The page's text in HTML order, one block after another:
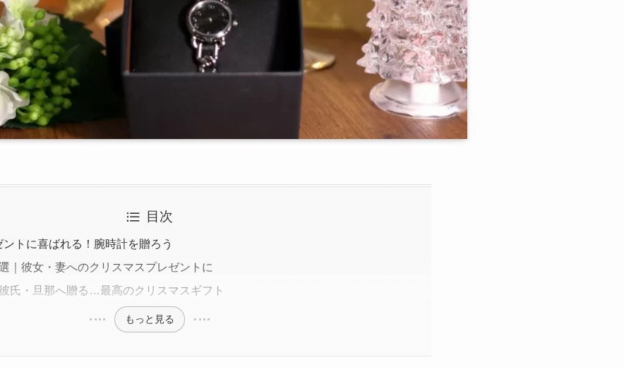
目次
トに喜ばれる！腕時計を贈ろう
｜彼女・妻へのクリスマスプレゼントに
氏・旦那へ贈る…最高のクリスマスギフト
もっと見る